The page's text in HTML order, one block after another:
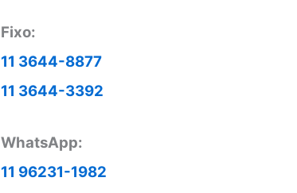
Fixo:
11 3644-8877
11 3644-3392
WhatsApp:
11 96231-1982